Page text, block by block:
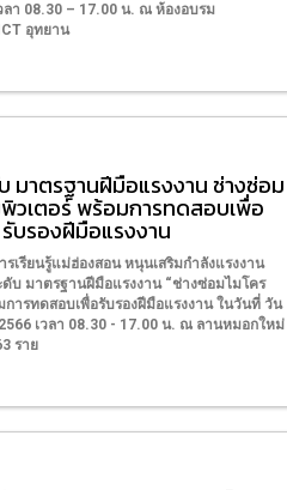
ลา 08.30 – 17.00 น. ณ ห้องอบรม
อุทยาน
มาตรฐานฝีมือแรงงาน ช่างซ่อม
วเตอร์ พร้อมการทดสอบเพื่อ
รับรองฝีมือแรงงาน
เรียนรู้แม่ฮ่องสอน หนุนเสริมกำลังแรงงาน
ดับ มาตรฐานฝีมือแรงงาน “ช่างซ่อมไมโคร
การทดสอบเพื่อรับรองฝีมือแรงงาน ในวันที่ วัน
เวลา 08.30 - 17.00 น. ณ ลานหมอกใหม่
ราย